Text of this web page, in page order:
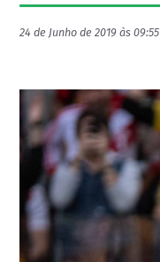
24 de Junho de 2019 às 09:55